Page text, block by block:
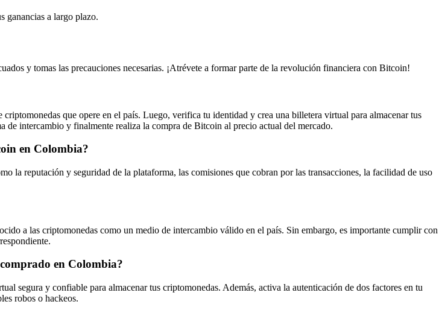
ganancias a largo plazo.
y tomas las precauciones necesarias. ¡Atrévete a formar parte de la revolución financiera con Bitcoin!
que opere en el país. Luego, verifica tu identidad y crea una billetera virtual para almacenar tus
de intercambio y finalmente realiza la compra de Bitcoin al precio actual del mercado.
en Colombia?
la reputación y seguridad de la plataforma, las comisiones que cobran por las transacciones, la facilidad de uso
a las criptomonedas como un medio de intercambio válido en el país. Sin embargo, es importante cumplir con
en Colombia?
segura y confiable para almacenar tus criptomonedas. Además, activa la autenticación de dos factores en tu
robos o hackeos.